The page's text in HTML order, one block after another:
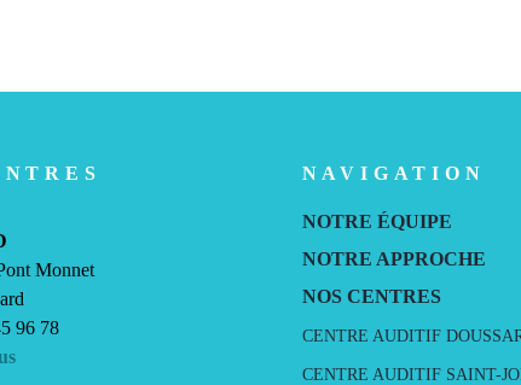
Monnet
96 78
NAVIGATION
NOTRE ÉQUIPE
NOTRE APPROCHE
NOS CENTRES
CENTRE AUDITIF
CENTRE AUDITIF SAINT-